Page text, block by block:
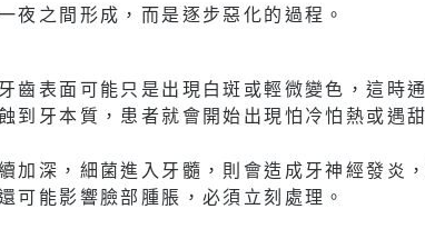
夜之間形成，而是逐步惡化的過程。
齒表面可能只是出現白斑或輕微變色，這時
到牙本質，患者就會開始出現怕冷怕熱或遇
加深，細菌進入牙髓，則會造成牙神經發炎
可能影響臉部腫脹，必須立刻處理。